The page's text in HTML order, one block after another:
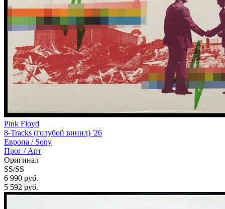
Pink Floyd
8-Tracks (голубой винил) '26
Европа / Sony
Прог / Арт
Оригинал
SS/SS
6 990 руб.
5 592 руб.